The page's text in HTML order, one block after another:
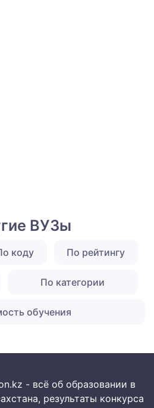
ВУЗы
коду По рейтингу
По категории
обучения
- всё об образовании в
результаты конкурса